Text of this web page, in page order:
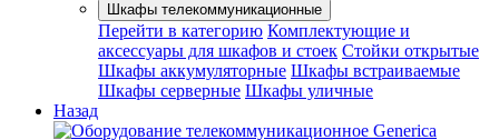
Шкафы телекоммуникационные
Перейти в категорию Комплектующие и
аксессуары для шкафов и стоек Стойки открытые
Шкафы аккумуляторные Шкафы встраиваемые
Шкафы серверные Шкафы уличные
Назад